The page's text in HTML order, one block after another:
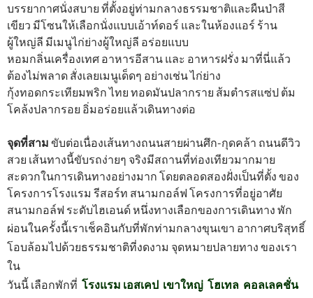
บรรยากาศนั่งสบาย ที่ตั้งอยู่ท่ามกลางธรรมชาติและผืนป่าสี
เขียว มีโซนให้เลือกนั่งแบบเอ้าท์ดอร์ และในห้องแอร์ ร้าน
ผู้ใหญ่ลี มีเมนูไก่ย่างผู้ใหญ่ลี อร่อยแบบ
หอมกลิ่นเครื่องเทศ อาหารอีสาน และ อาหารฝรั่ง มาที่นี่แล้ว
ต้องไม่พลาด สั่งเลยเมนูเด็ดๆ อย่างเช่น ไก่ย่าง
กุ้งทอดกระเทียมพริก ไทย ทอดมันปลากราย ส้มตำรสแซ่ป ต้ม
โคล้งปลากรอย อิ่มอร่อยแล้วเดินทางต่อ
จุดที่สาม ขับต่อเนื่องเส้นทางถนนสายผ่านศึก-กุดคล้า ถนนดีวิว
สวย เส้นทางนี้ขับรถง่ายๆ จริงมีสถานที่ท่องเทียวมากมาย
สะดวกในการเดินทางอย่างมาก โดยตลอดสองฝั่งเป็นที่ตั้ง ของ
โครงการโรงแรม รีสอร์ท สนามกอล์ฟ โครงการที่อยู่อาศัย
สนามกอล์ฟ ระดับไฮเอนด์ หนึ่งทางเลือกของการเดินทาง พัก
ผ่อนในครั้งนี้เราเช็คอินกับที่พักท่ามกลางขุนเขา อากาศบริสุทธิ์
โอบล้อมไปด้วยธรรมชาติที่งดงาม จุดหมายปลายทาง ของเรา
ใน
วันนี้ เลือกพักที่ โรงแรม เอสเคป เขาใหญ่ โฮเทล คอลเลคชั่น